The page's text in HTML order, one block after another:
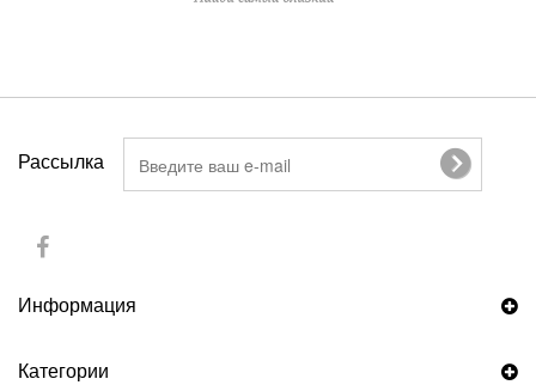
Рассылка
Информация
Категории